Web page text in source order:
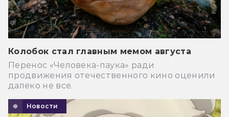
Колобок стал главным мемом августа
Перенос «Человека-паука» ради
продвижения отечественного кино оценили
далеко не все.
Новости